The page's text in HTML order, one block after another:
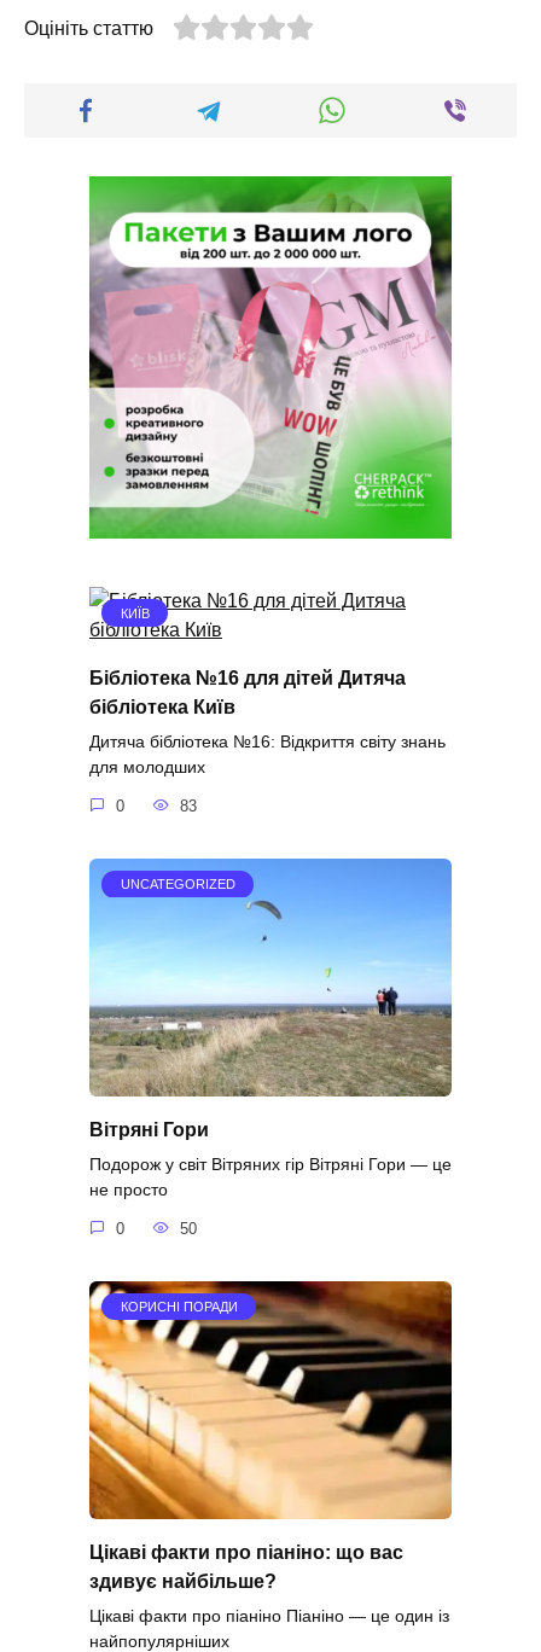
Оцініть статтю
КИЇВ
Бібліотека №16 для дітей Дитяча
бібліотека Київ
Дитяча бібліотека №16: Відкриття світу знань
для молодших
0 83
UNCATEGORIZED
Вітряні Гори
Подорож у світ Вітряних гір Вітряні Гори — це
не просто
0 50
КОРИСНІ ПОРАДИ
Цікаві факти про піаніно: що вас
здивує найбільше?
Цікаві факти про піаніно Піаніно — це один із
найпопулярніших